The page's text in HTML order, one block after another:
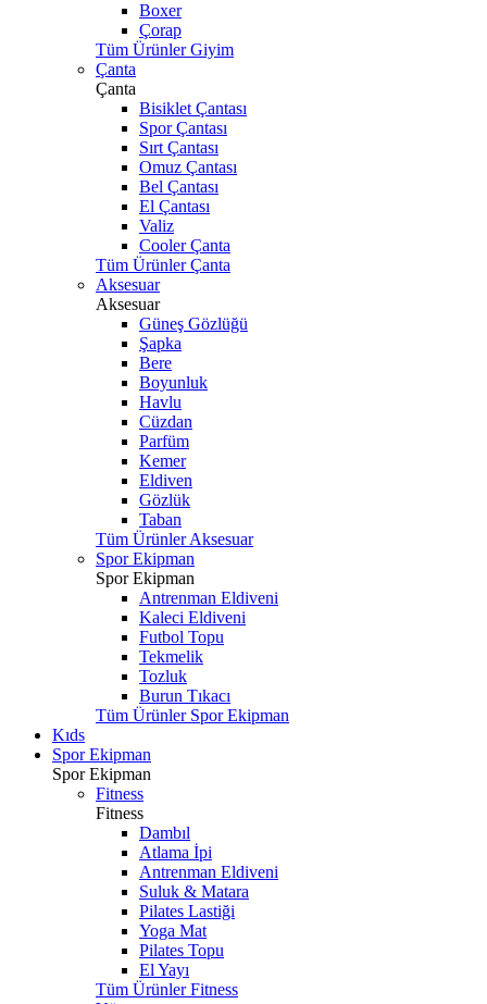
Boxer
Çorap
Tüm Ürünler Giyim
Çanta
Çanta
Bisiklet Çantası
Spor Çantası
Sırt Çantası
Omuz Çantası
Bel Çantası
El Çantası
Valiz
Cooler Çanta
Tüm Ürünler Çanta
Aksesuar
Aksesuar
Güneş Gözlüğü
Şapka
Bere
Boyunluk
Havlu
Cüzdan
Parfüm
Kemer
Eldiven
Gözlük
Taban
Tüm Ürünler Aksesuar
Spor Ekipman
Spor Ekipman
Antrenman Eldiveni
Kaleci Eldiveni
Futbol Topu
Tekmelik
Tozluk
Burun Tıkacı
Tüm Ürünler Spor Ekipman
Kıds
Spor Ekipman
Spor Ekipman
Fitness
Fitness
Dambıl
Atlama İpi
Antrenman Eldiveni
Suluk & Matara
Pilates Lastiği
Yoga Mat
Pilates Topu
El Yayı
Tüm Ürünler Fitness